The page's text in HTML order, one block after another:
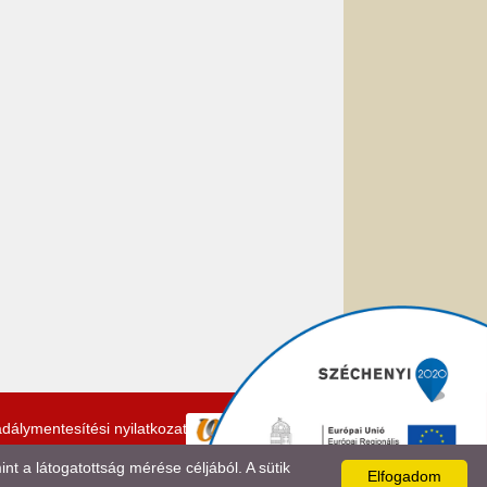
nyilatkozat
Elfogadom
a látogatottság mérése céljából. A sütik